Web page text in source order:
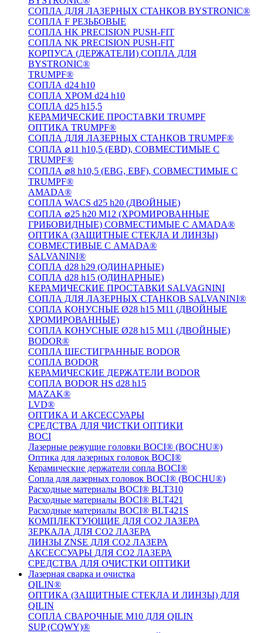
СОПЛА ДЛЯ ЛАЗЕРНЫХ СТАНКОВ BYSTRONIC®
СОПЛА F РЕЗЬБОВЫЕ
СОПЛА HK PRECISION PUSH-FIT
СОПЛА NK PRECISION PUSH-FIT
КОРПУСА (ДЕРЖАТЕЛИ) СОПЛА ДЛЯ
BYSTRONIC®
TRUMPF®
СОПЛА d24 h10
СОПЛА ХРОМ d24 h10
СОПЛА d25 h15,5
КЕРАМИЧЕСКИЕ ПРОСТАВКИ TRUMPF
ОПТИКА TRUMPF®
СОПЛА ДЛЯ ЛАЗЕРНЫХ СТАНКОВ TRUMPF®
СОПЛА ⌀11 h10,5 (EBD), СОВМЕСТИМЫЕ С
TRUMPF®
СОПЛА ⌀8 h10,5 (EBG, EBF), СОВМЕСТИМЫЕ С
TRUMPF®
AMADA®
СОПЛА WACS d25 h20 (ДВОЙНЫЕ)
СОПЛА ⌀25 h20 M12 (ХРОМИРОВАННЫЕ
ГРИБОВИДНЫЕ) СОВМЕСТИМЫЕ С AMADA®
ОПТИКА (ЗАЩИТНЫЕ СТЕКЛА И ЛИНЗЫ)
СОВМЕСТИВЫЕ С AMADA®
SALVANINI®
СОПЛА d28 h29 (ОДИНАРНЫЕ)
СОПЛА d28 h15 (ОДИНАРНЫЕ)
КЕРАМИЧЕСКИЕ ПРОСТАВКИ SALVAGNINI
СОПЛА ДЛЯ ЛАЗЕРНЫХ СТАНКОВ SALVANINI®
СОПЛА КОНУСНЫЕ Ø28 h15 M11 (ДВОЙНЫЕ
ХРОМИРОВАННЫЕ)
СОПЛА КОНУСНЫЕ Ø28 h15 M11 (ДВОЙНЫЕ)
BODOR®
СОПЛА ШЕСТИГРАННЫЕ BODOR
СОПЛА BODOR
КЕРАМИЧЕСКИЕ ДЕРЖАТЕЛИ BODOR
СОПЛА BODOR HS d28 h15
MAZAK®
LVD®
ОПТИКА И АКСЕССУАРЫ
СРЕДСТВА ДЛЯ ЧИСТКИ ОПТИКИ
BOCI
Лазерные режущие головки BOCI® (BOCHU®)
Оптика для лазерных головок BOCI®
Керамические держатели сопла BOCI®
Сопла для лазерных головок BOCI® (BOCHU®)
Расходные материалы BOCI® BLT310
Расходные материалы BOCI® BLT421
Расходные материалы BOCI® BLT421S
КОМПЛЕКТУЮЩИЕ ДЛЯ CO2 ЛАЗЕРА
ЗЕРКАЛА ДЛЯ CO2 ЛАЗЕРА
ЛИНЗЫ ZNSE ДЛЯ CO2 ЛАЗЕРА
АКСЕССУАРЫ ДЛЯ CO2 ЛАЗЕРА
СРЕДСТВА ДЛЯ ОЧИСТКИ ОПТИКИ
Лазерная сварка и очистка
QILIN®
ОПТИКА (ЗАЩИТНЫЕ СТЕКЛА И ЛИНЗЫ) ДЛЯ
QILIN
СОПЛА СВАРОЧНЫЕ M10 ДЛЯ QILIN
SUP (CQWY)®